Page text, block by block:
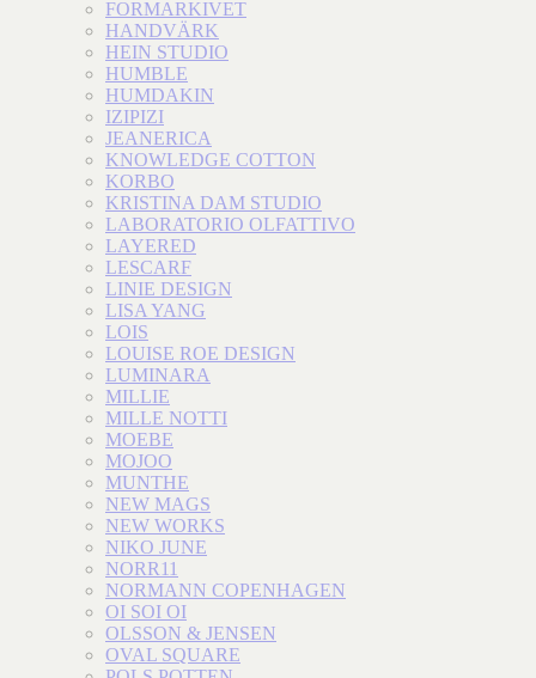
FORMARKIVET
HANDVÄRK
HEIN STUDIO
HUMBLE
HUMDAKIN
IZIPIZI
JEANERICA
KNOWLEDGE COTTON
KORBO
KRISTINA DAM STUDIO
LABORATORIO OLFATTIVO
LAYERED
LESCARF
LINIE DESIGN
LISA YANG
LOIS
LOUISE ROE DESIGN
LUMINARA
MILLIE
MILLE NOTTI
MOEBE
MOJOO
MUNTHE
NEW MAGS
NEW WORKS
NIKO JUNE
NORR11
NORMANN COPENHAGEN
OI SOI OI
OLSSON & JENSEN
OVAL SQUARE